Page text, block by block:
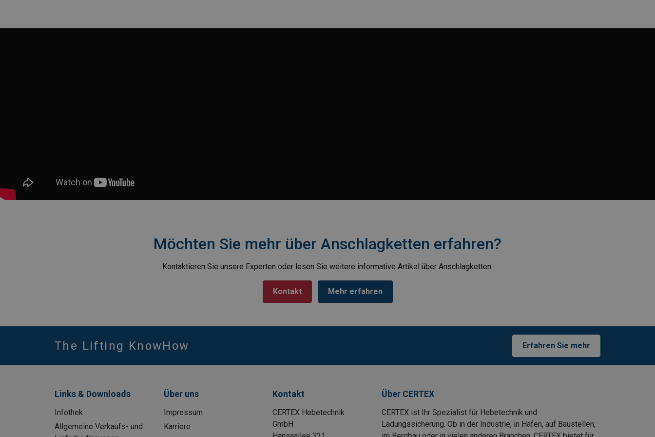
Möchten Sie mehr über Anschlagketten erfahren?
Kontaktieren Sie unsere Experten oder lesen Sie weitere informative Artikel über Anschlagketten.
Kontakt Mehr erfahren
The Lifting KnowHow Erfahren Sie mehr
Links & Downloads
Infothek
Allgemeine Verkaufs- und
Über uns
Impressum
Karriere
Kontakt
CERTEX Hebetechnik
GmbH
Über CERTEX
CERTEX ist Ihr Spezialist für Hebetechnik und
Ladungssicherung. Ob in der Industrie, in Häfen, auf Baustellen,